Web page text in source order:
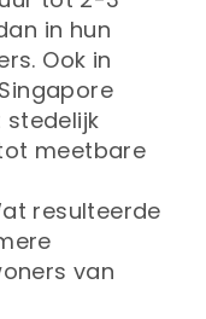
in hun
Ook in
meetbare
resulteerde
van